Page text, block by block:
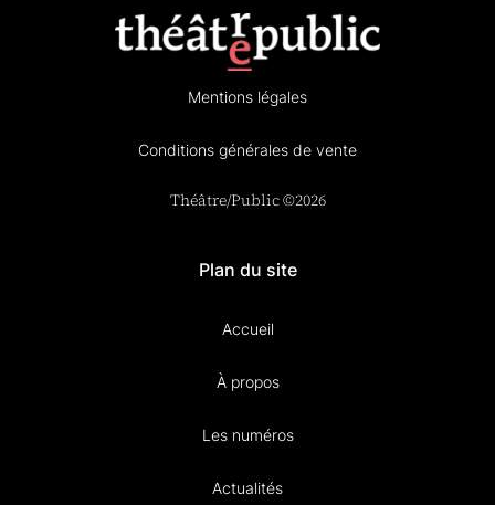
Mentions légales
Conditions générales de vente
Théâtre/Public ©2026
Plan du site
Accueil
À propos
Les numéros
Actualités